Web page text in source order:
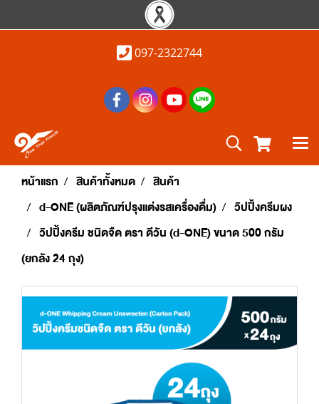
097-2322744
หน้าแรก สินค้าทั้งหมด
สินค้า
d-ONE (ผลิตภัณฑ์ปรุงแต่งรสเครื่องดื่ม)
วิปปิ้งครีมผง
วิปปิ้งครีม ชนิดจืด ตรา ดีวัน (d-ONE) ขนาด 500 กรัม
(ยกลัง 24 ถุง)